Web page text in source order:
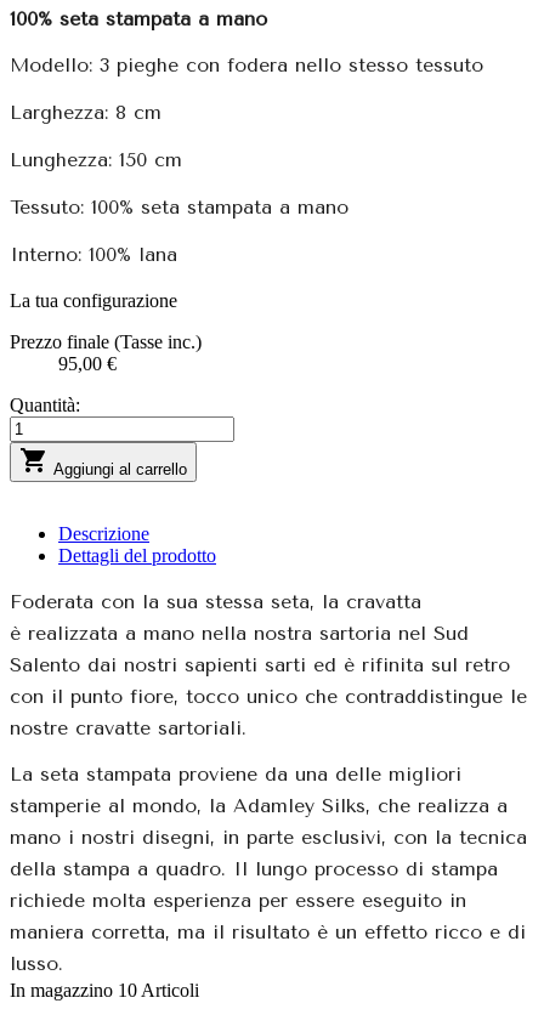
100% seta stampata a mano
Modello: 3 pieghe con fodera nello stesso tessuto
Larghezza: 8 cm
Lunghezza: 150 cm
Tessuto: 100% seta stampata a mano
Interno: 100% lana
La tua configurazione
Prezzo finale (Tasse inc.)
95,00 €
Quantità:
 Aggiungi al carrello
Descrizione
Dettagli del prodotto
Foderata con la sua stessa seta, la cravatta
è realizzata a mano nella nostra sartoria nel Sud
Salento dai nostri sapienti sarti ed è rifinita sul retro
con il punto fiore, tocco unico che contraddistingue le
nostre cravatte sartoriali.
La seta stampata proviene da una delle migliori
stamperie al mondo, la Adamley Silks, che realizza a
mano i nostri disegni, in parte esclusivi, con la tecnica
della stampa a quadro. Il lungo processo di stampa
richiede molta esperienza per essere eseguito in
maniera corretta, ma il risultato è un effetto ricco e di
lusso.
In magazzino 10 Articoli